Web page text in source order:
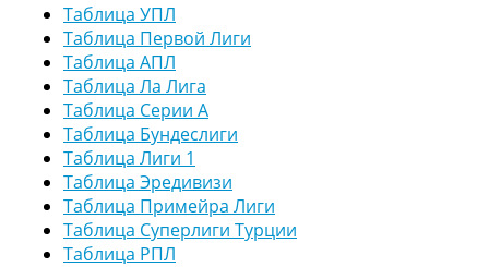
Таблица УПЛ
Таблица Первой Лиги
Таблица АПЛ
Таблица Ла Лига
Таблица Серии А
Таблица Бундеслиги
Таблица Лиги 1
Таблица Эредивизи
Таблица Примейра Лиги
Таблица Суперлиги Турции
Таблица РПЛ